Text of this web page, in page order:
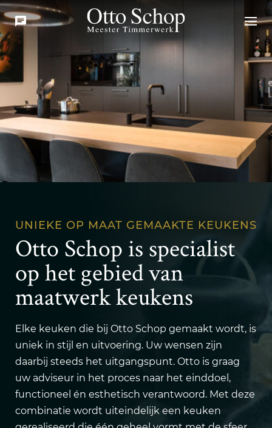
UNIEKE OP MAAT GEMAAKTE KEUKENS
Otto Schop is specialist
op het gebied van
maatwerk keukens
Elke keuken die bij Otto Schop gemaakt wordt, is
uniek in stijl en uitvoering. Uw wensen zijn
daarbij steeds het uitgangspunt. Otto is graag
uw adviseur in het proces naar het einddoel,
functioneel én esthetisch verantwoord. Met deze
combinatie wordt uiteindelijk een keuken